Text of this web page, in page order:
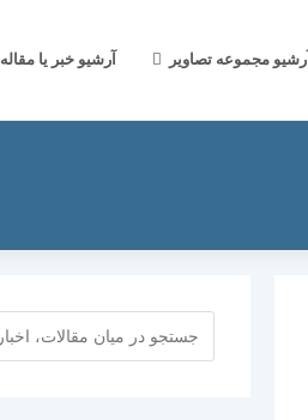
آرشیو مجموعه تصاویر آرشیو خبر یا مقاله